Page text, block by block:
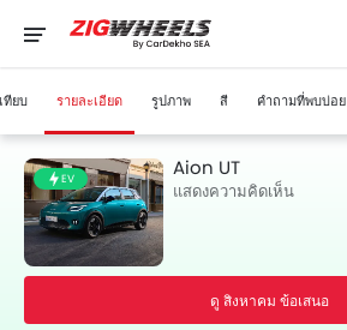
ทียบ รายละเอียด รูปภาพ สี คำถามที่พบบ่อย
EV Aion UT
แสดงความคิดเห็น
ดู สิงหาคม ข้อเสนอ